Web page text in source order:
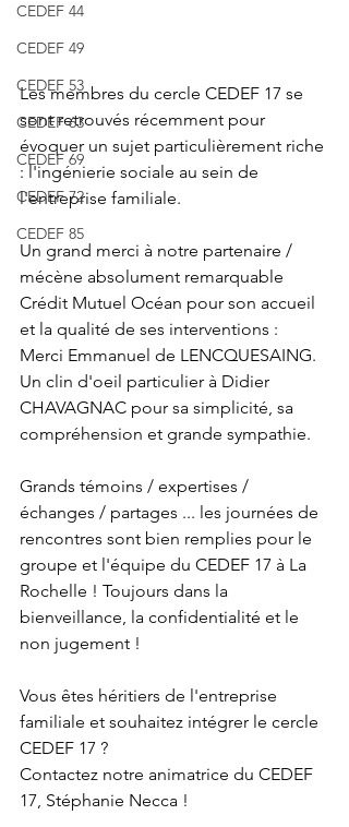
CEDEF 44
CEDEF 49
CEDEF 53
CEDEF 63
CEDEF 69
CEDEF 72
CEDEF 85
Les membres du cercle CEDEF 17 se
sont retrouvés récemment pour
évoquer un sujet particulièrement riche
: l'ingénierie sociale au sein de
l'entreprise familiale.
Un grand merci à notre partenaire /
mécène absolument remarquable
Crédit Mutuel Océan pour son accueil
et la qualité de ses interventions :
Merci Emmanuel de LENCQUESAING.
Un clin d'oeil particulier à Didier
CHAVAGNAC pour sa simplicité, sa
compréhension et grande sympathie.
Grands témoins / expertises /
échanges / partages ... les journées de
rencontres sont bien remplies pour le
groupe et l'équipe du CEDEF 17 à La
Rochelle ! Toujours dans la
bienveillance, la confidentialité et le
non jugement !
Vous êtes héritiers de l'entreprise
familiale et souhaitez intégrer le cercle
CEDEF 17 ?
Contactez notre animatrice du CEDEF
17, Stéphanie Necca !